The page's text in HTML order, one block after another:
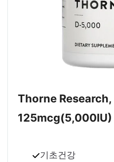
Thorne
125mcg(5,000IU)
기초건강